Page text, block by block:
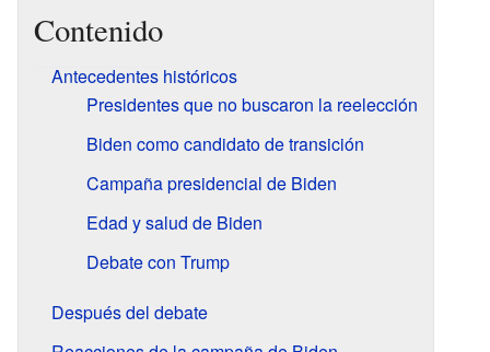
Contenido
Antecedentes históricos
Presidentes que no buscaron la reelección
Biden como candidato de transición
Campaña presidencial de Biden
Edad y salud de Biden
Debate con Trump
Después del debate